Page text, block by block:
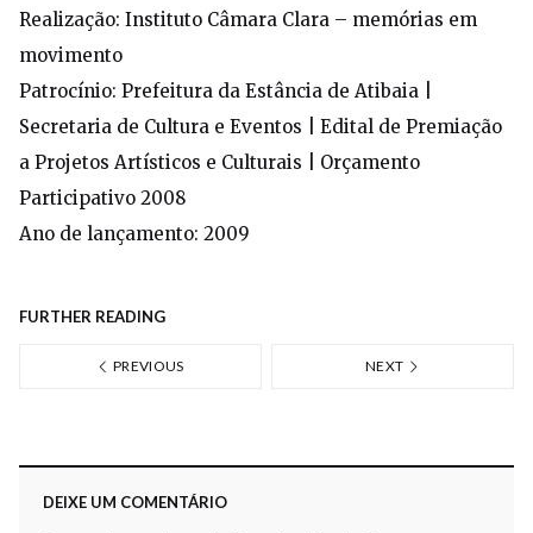
Realização: Instituto Câmara Clara – memórias em
movimento
Patrocínio: Prefeitura da Estância de Atibaia |
Secretaria de Cultura e Eventos | Edital de Premiação
a Projetos Artísticos e Culturais | Orçamento
Participativo 2008
Ano de lançamento: 2009
FURTHER READING
PREVIOUS NEXT
DEIXE UM COMENTÁRIO